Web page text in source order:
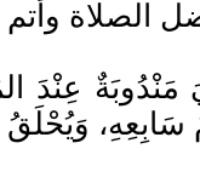
عِنْدَ
سَابِعِهِ،